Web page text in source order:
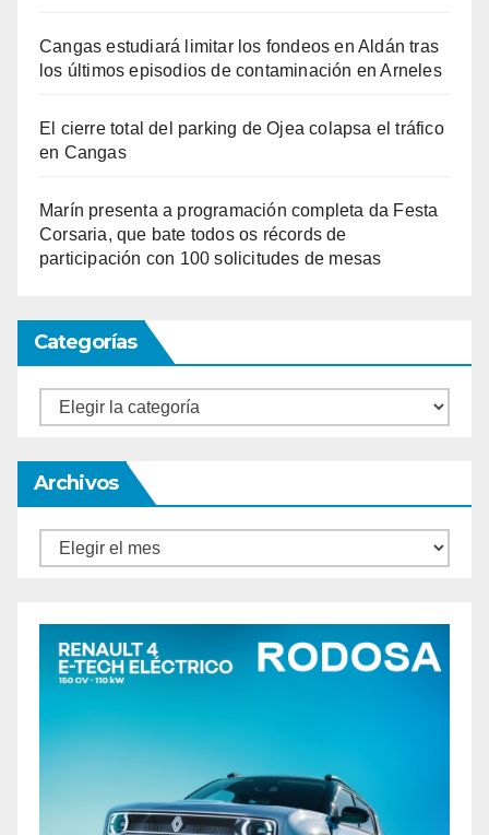
Cangas estudiará limitar los fondeos en Aldán tras
los últimos episodios de contaminación en Arneles
El cierre total del parking de Ojea colapsa el tráfico
en Cangas
Marín presenta a programación completa da Festa
Corsaria, que bate todos os récords de
participación con 100 solicitudes de mesas
Categorías
Categorías
Archivos
Archivos